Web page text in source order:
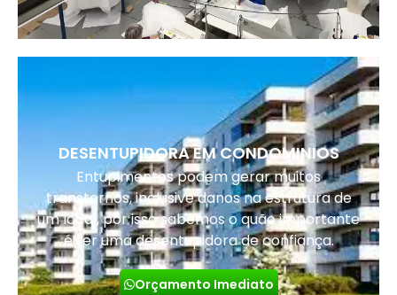
DESENTUPIDORA EM CONDOMINIOS
Entupimentos podem gerar muitos
transtornos, inclusive danos na estrutura de
um local, por isso sabemos o quão importante
é ter uma desentupidora de confiança.
Orçamento Imediato